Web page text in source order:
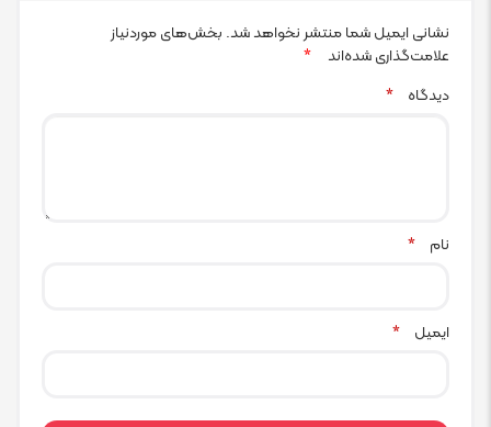
نشانی ایمیل شما منتشر نخواهد شد. بخش‌های موردنیاز
علامت‌گذاری شده‌اند
*
دیدگاه
*
نام *
ایمیل *